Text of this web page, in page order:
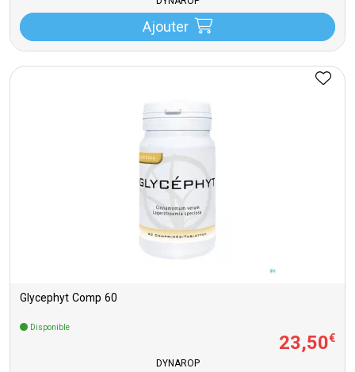
Ajouter
Glycephyt Comp 60
Disponible
23,50€
DYNAROP